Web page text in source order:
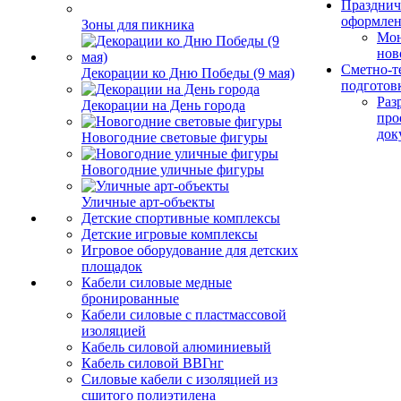
Зоны для пикника
Декорации ко Дню Победы (9 мая)
Декорации на День города
Новогодние световые фигуры
Новогодние уличные фигуры
Уличные арт-объекты
Детские спортивные комплексы
Детские игровые комплексы
Игровое оборудование для детских
площадок
Кабели силовые медные
бронированные
Кабели силовые с пластмассовой
изоляцией
Кабель силовой алюминиевый
Кабель силовой ВВГнг
Силовые кабели с изоляцией из
сшитого полиэтилена
Сметно-